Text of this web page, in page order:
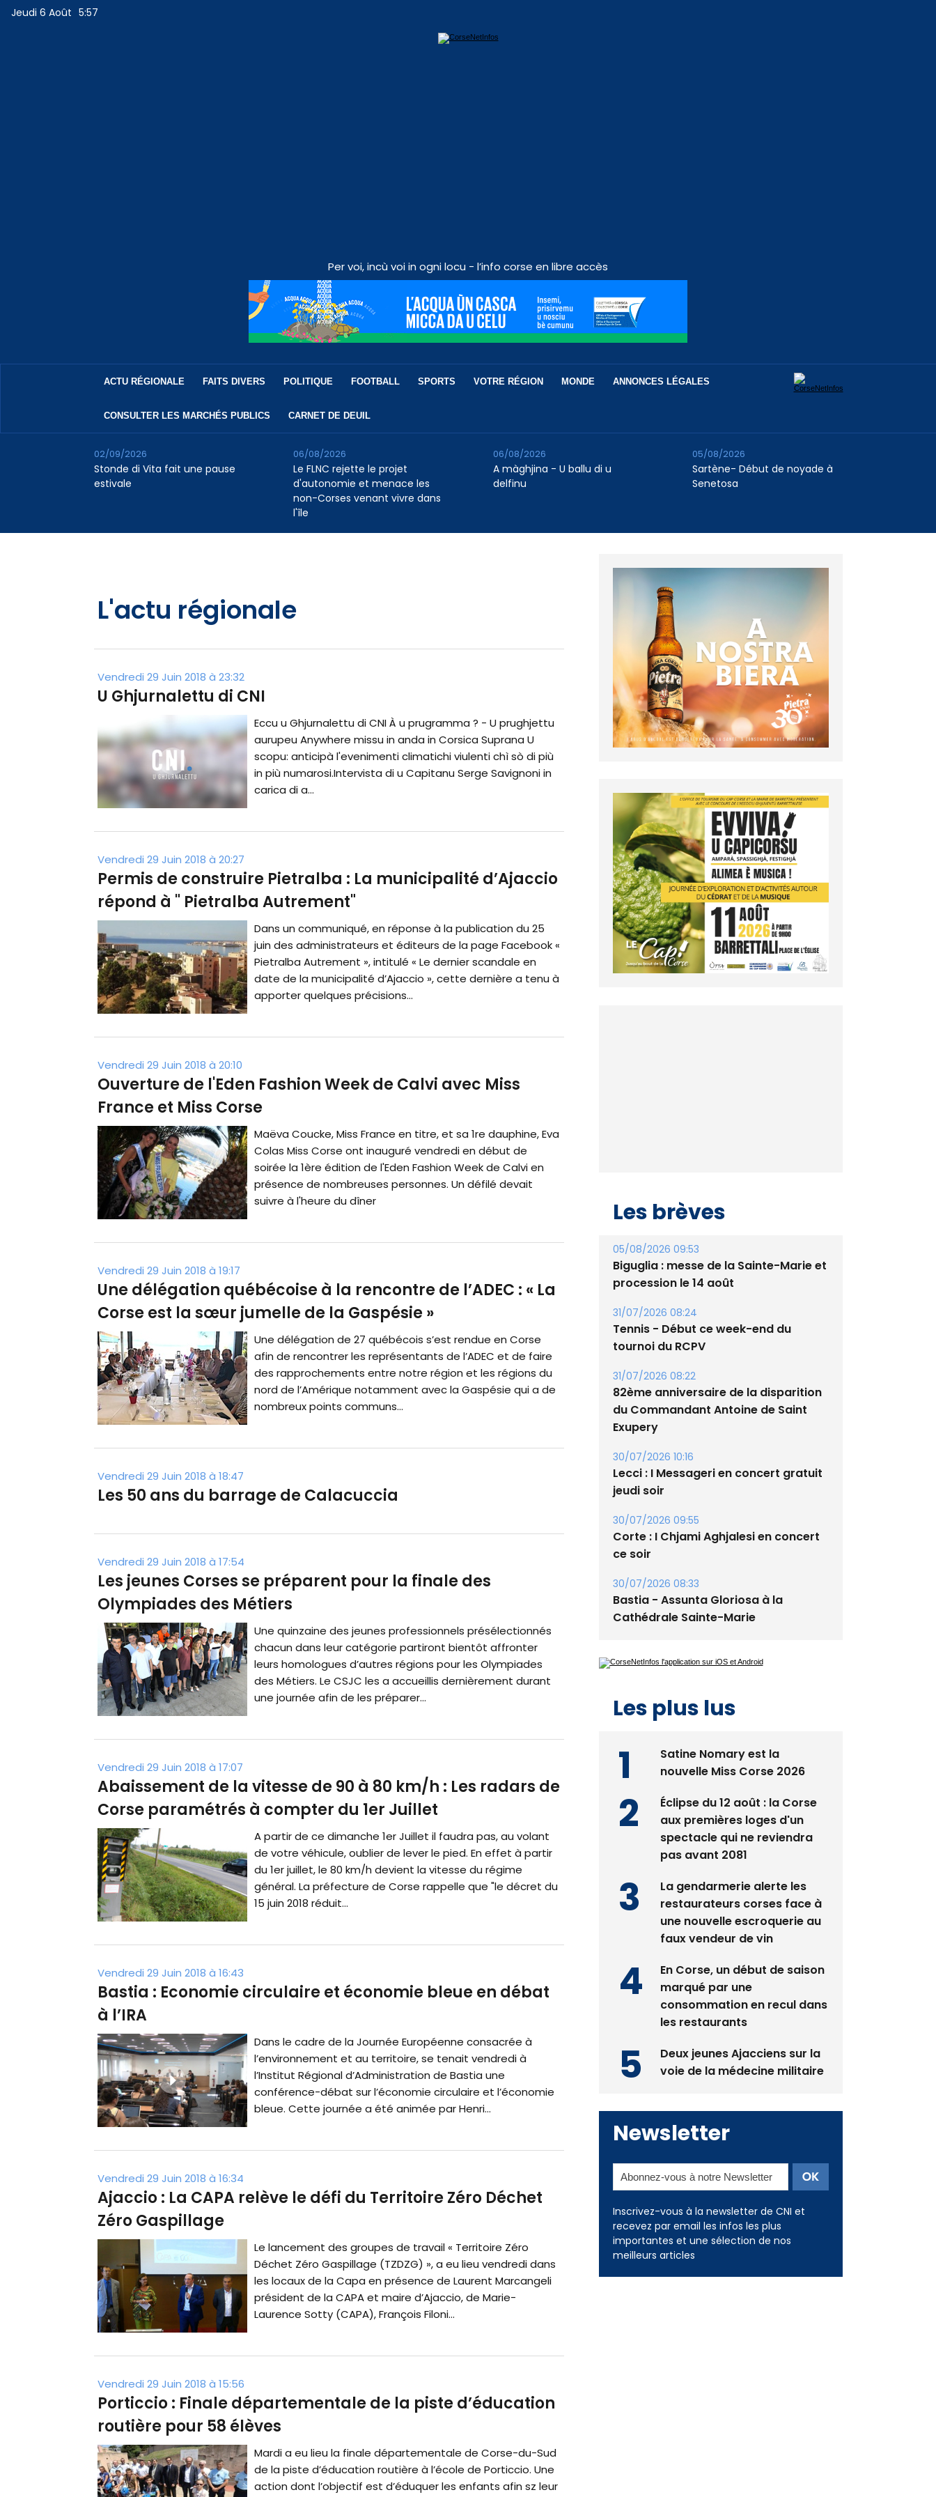
Jeudi 6 Août 5:57
Per voi, incù voi in ogni locu - l’info corse en libre accès
ACTU RÉGIONALE FAITS DIVERS POLITIQUE FOOTBALL SPORTS VOTRE RÉGION MONDE ANNONCES LÉGALES
CONSULTER LES MARCHÉS PUBLICS CARNET DE DEUIL
Stonde di Vita fait une pause
estivale
02/09/2026
Le FLNC rejette le projet
d'autonomie et menace les
non-Corses venant vivre dans
l'île
06/08/2026
A màghjina - U ballu di u
delfinu
06/08/2026
Sartène- Début de noyade à
Senetosa
05/08/2026
L'actu régionale
Vendredi 29 Juin 2018 à 23:32
U Ghjurnalettu di CNI
Eccu u Ghjurnalettu di CNI À u prugramma ? - U prughjettu
aurupeu Anywhere missu in anda in Corsica Suprana U
scopu: anticipà l'evenimenti climatichi viulenti chì sò di più
in più numarosi.Intervista di u Capitanu Serge Savignoni in
carica di a...
Vendredi 29 Juin 2018 à 20:27
Permis de construire Pietralba : La municipalité d’Ajaccio
répond à " Pietralba Autrement"
Dans un communiqué, en réponse à la publication du 25
juin des administrateurs et éditeurs de la page Facebook «
Pietralba Autrement », intitulé « Le dernier scandale en
date de la municipalité d’Ajaccio », cette dernière a tenu à
apporter quelques précisions...
Vendredi 29 Juin 2018 à 20:10
Ouverture de l'Eden Fashion Week de Calvi avec Miss
France et Miss Corse
Maëva Coucke, Miss France en titre, et sa 1re dauphine, Eva
Colas Miss Corse ont inauguré vendredi en début de
soirée la 1ère édition de l'Eden Fashion Week de Calvi en
présence de nombreuses personnes. Un défilé devait
suivre à l'heure du dîner
Vendredi 29 Juin 2018 à 19:17
Une délégation québécoise à la rencontre de l’ADEC : « La
Corse est la sœur jumelle de la Gaspésie »
Une délégation de 27 québécois s’est rendue en Corse
afin de rencontrer les représentants de l’ADEC et de faire
des rapprochements entre notre région et les régions du
nord de l’Amérique notamment avec la Gaspésie qui a de
nombreux points communs...
Vendredi 29 Juin 2018 à 18:47
Les 50 ans du barrage de Calacuccia
Vendredi 29 Juin 2018 à 17:54
Les jeunes Corses se préparent pour la finale des
Olympiades des Métiers
Une quinzaine des jeunes professionnels présélectionnés
chacun dans leur catégorie partiront bientôt affronter
leurs homologues d’autres régions pour les Olympiades
des Métiers. Le CSJC les a accueillis dernièrement durant
une journée afin de les préparer...
Vendredi 29 Juin 2018 à 17:07
Abaissement de la vitesse de 90 à 80 km/h : Les radars de
Corse paramétrés à compter du 1er Juillet
A partir de ce dimanche 1er Juillet il faudra pas, au volant
de votre véhicule, oublier de lever le pied. En effet à partir
du 1er juillet, le 80 km/h devient la vitesse du régime
général. La préfecture de Corse rappelle que "le décret du
15 juin 2018 réduit...
Vendredi 29 Juin 2018 à 16:43
Bastia : Economie circulaire et économie bleue en débat
à l’IRA
Dans le cadre de la Journée Européenne consacrée à
l’environnement et au territoire, se tenait vendredi à
l’Institut Régional d’Administration de Bastia une
conférence-débat sur l’économie circulaire et l’économie
bleue. Cette journée a été animée par Henri...
Vendredi 29 Juin 2018 à 16:34
Ajaccio : La CAPA relève le défi du Territoire Zéro Déchet
Zéro Gaspillage
Le lancement des groupes de travail « Territoire Zéro
Déchet Zéro Gaspillage (TZDZG) », a eu lieu vendredi dans
les locaux de la Capa en présence de Laurent Marcangeli
président de la CAPA et maire d’Ajaccio, de Marie-
Laurence Sotty (CAPA), François Filoni...
Vendredi 29 Juin 2018 à 15:56
Porticcio : Finale départementale de la piste d’éducation
routière pour 58 élèves
Mardi a eu lieu la finale départementale de Corse-du-Sud
de la piste d’éducation routière à l’école de Porticcio. Une
action dont l’objectif est d’éduquer les enfants afin sz leur
Les brèves
05/08/2026 09:53
Biguglia : messe de la Sainte-Marie et
procession le 14 août
31/07/2026 08:24
Tennis - Début ce week-end du
tournoi du RCPV
31/07/2026 08:22
82ème anniversaire de la disparition
du Commandant Antoine de Saint
Exupery
30/07/2026 10:16
Lecci : I Messageri en concert gratuit
jeudi soir
30/07/2026 09:55
Corte : I Chjami Aghjalesi en concert
ce soir
30/07/2026 08:33
Bastia - Assunta Gloriosa à la
Cathédrale Sainte-Marie
Les plus lus
Satine Nomary est la
nouvelle Miss Corse 2026
Éclipse du 12 août : la Corse
aux premières loges d'un
spectacle qui ne reviendra
pas avant 2081
La gendarmerie alerte les
restaurateurs corses face à
une nouvelle escroquerie au
faux vendeur de vin
En Corse, un début de saison
marqué par une
consommation en recul dans
les restaurants
Deux jeunes Ajacciens sur la
voie de la médecine militaire
Newsletter
Inscrivez-vous à la newsletter de CNI et
recevez par email les infos les plus
importantes et une sélection de nos
meilleurs articles